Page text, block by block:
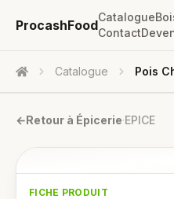
ProcashFood
Catalogue
Contact
Accueil Catalogue
←Retour à Épicerie·EPICE
FICHE PRODUIT